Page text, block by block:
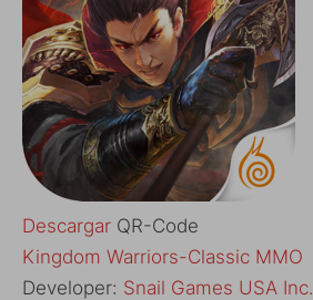
Descargar QR-Code
‎Kingdom Warriors-Classic MMO
Developer: Snail Games USA Inc.